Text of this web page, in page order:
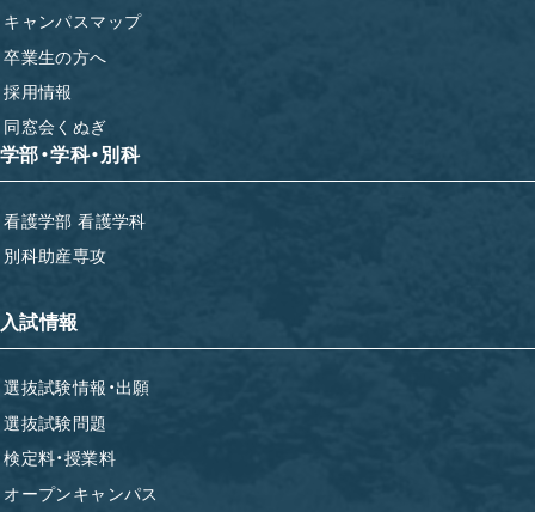
キャンパスマップ
卒業生の方へ
採用情報
同窓会くぬぎ
学部・学科・別科
看護学部 看護学科
別科助産専攻
入試情報
選抜試験情報・出願
選抜試験問題
検定料・授業料
オープンキャンパス